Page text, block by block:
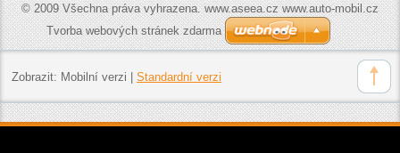
© 2009 Všechna práva vyhrazena. www.aseea.cz www.auto-mobil.cz
Tvorba webových stránek zdarma
Zobrazit: Mobilní verzi Standardní verzi